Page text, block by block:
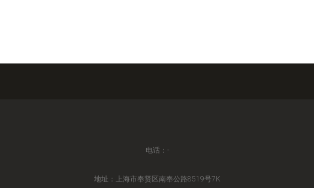
电话：-
地址：上海市奉贤区南奉公路8519号7K